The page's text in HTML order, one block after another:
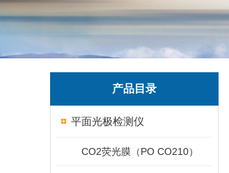
产品目录
平面光极检测仪
CO2荧光膜（PO CO210）